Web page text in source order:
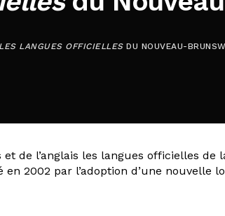
LANGUES OFFICIELLESDU NOUVEAU-
de l’anglais les langues officielles de
2002 par l’adoption d’une nouvelle